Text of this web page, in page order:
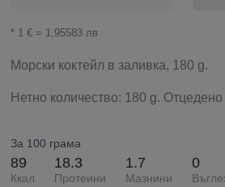
* 1 € = 1,95583 лв
Морски коктейл в заливка, 180 g.
Нетно количество: 180 g.
За 100 грама
89
Ккал
18.3
Протеини
1.7
Мазнини
0